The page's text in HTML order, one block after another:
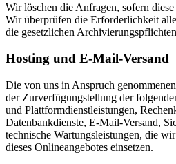
Wir löschen die Anfragen, sofern
Wir überprüfen die Erforderlichkeit
die gesetzlichen
Hosting und E-Mail-Versand
Die von uns in Anspruch
der Zurverfügungstellung der
und Plattformdienstleistungen,
Datenbankdienste, E-Mail-Versand,
technische Wartungsleistungen, die
dieses Onlineangebotes einsetzen.